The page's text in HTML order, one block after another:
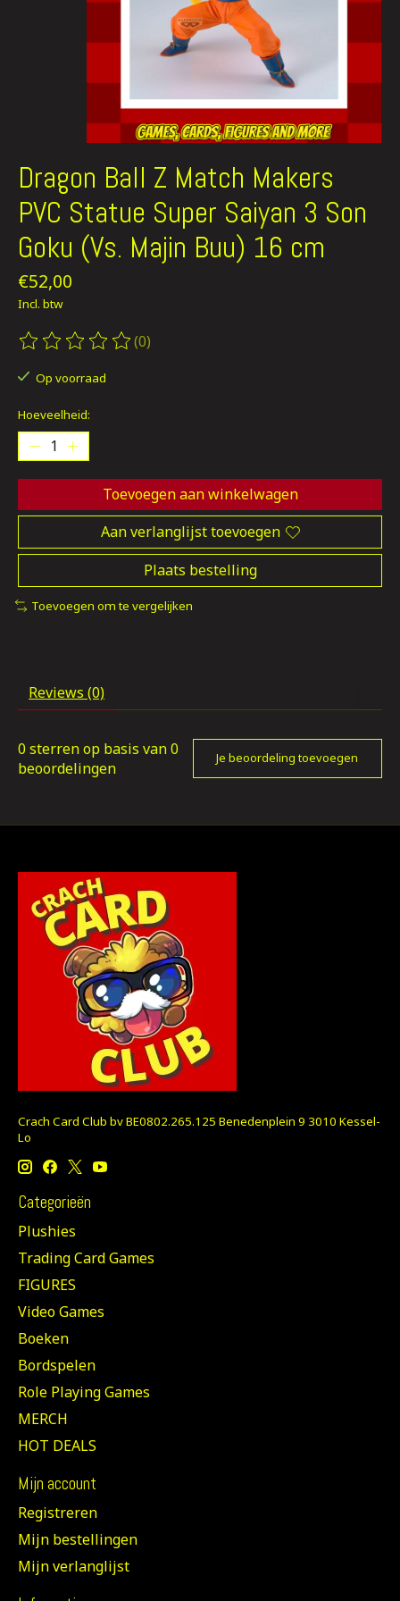
Dragon Ball Z Match Makers
PVC Statue Super Saiyan 3 Son
Goku (Vs. Majin Buu) 16 cm
€52,00
Incl. btw
De beoordeling van dit product is
(0)
Op voorraad
Hoeveelheid:
Toevoegen aan winkelwagen
Aan verlanglijst toevoegen
Plaats bestelling
Toevoegen om te vergelijken
Reviews (0)
0 sterren op basis van0
beoordelingen
Je beoordeling toevoegen
Crach Card Club bv BE0802.265.125 Benedenplein 9 3010 Kessel-
Lo
Categorieën
Plushies
Trading Card Games
FIGURES
Video Games
Boeken
Bordspelen
Role Playing Games
MERCH
HOT DEALS
Mijn account
Registreren
Mijn bestellingen
Mijn verlanglijst